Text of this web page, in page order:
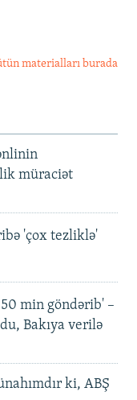
materialları burada
müraciət
'çox tezliklə'
min göndərib' –
Bakıya verilə
ki, ABŞ